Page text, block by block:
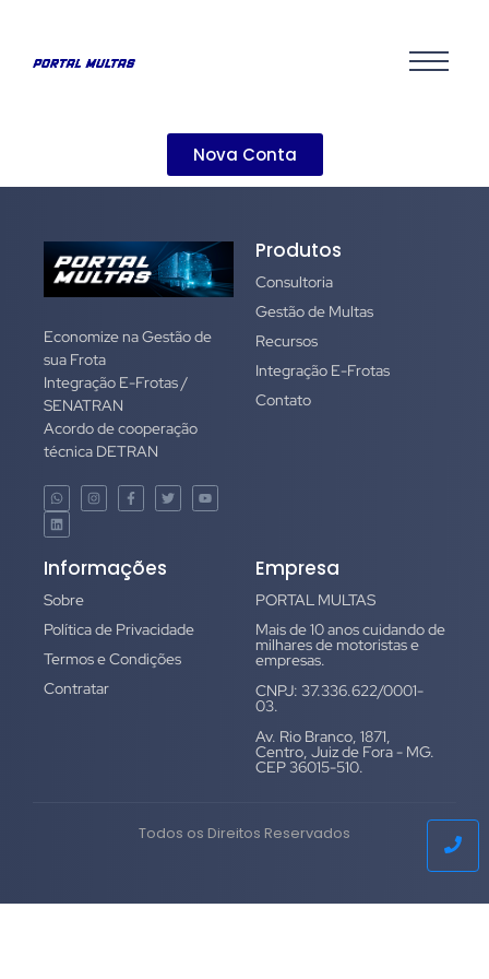
Nova Conta
Economize na Gestão de
sua Frota
Integração E-Frotas /
SENATRAN
Acordo de cooperação
técnica DETRAN
Produtos
Consultoria
Gestão de Multas
Recursos
Integração E-Frotas
Contato
Informações
Sobre
Política de Privacidade
Termos e Condições
Contratar
Empresa
PORTAL MULTAS
Mais de 10 anos cuidando de
milhares de motoristas e
empresas.
CNPJ: 37.336.622/0001-
03.
Av. Rio Branco, 1871,
Centro, Juiz de Fora - MG.
CEP 36015-510.
Todos os Direitos Reservados